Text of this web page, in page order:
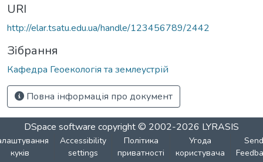
URI
http://elar.tsatu.edu.ua/handle/123456789/2442
Зібрання
Кафедра Геоекологія та землеустрій
Повна інформація про документ
DSpace software copyright © 2002-2026 LYRASIS
куків
Accessibility
settings
Політика
приватності
Угода
користувача
Send